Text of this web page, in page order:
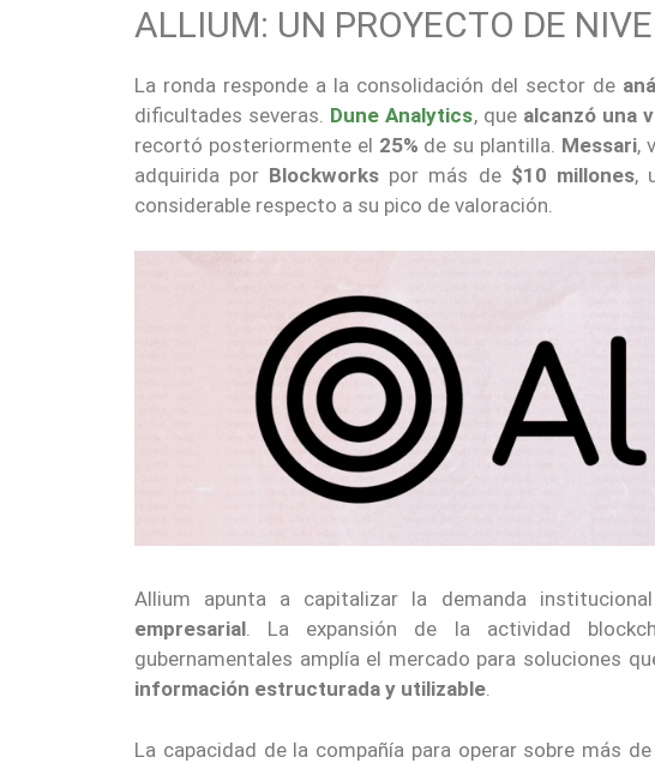
ALLIUM: UN PROYECTO DE
La ronda responde a la consolidación del sector de
dificultades severas. Dune Analytics, que alcanzó una
recortó posteriormente el 25% de su plantilla. Messari,
adquirida por Blockworks por más de $10 millones,
considerable respecto a su pico de valoración.
Allium apunta a capitalizar la demanda
empresarial. La expansión de la actividad
gubernamentales amplía el mercado para soluciones
información estructurada y utilizable.
La capacidad de la compañía para operar sobre más